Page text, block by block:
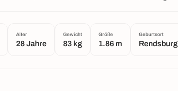
Alter
28 Jahre
Gewicht
83 kg
Größe
1.86 m
Geburtsort
Rendsburg